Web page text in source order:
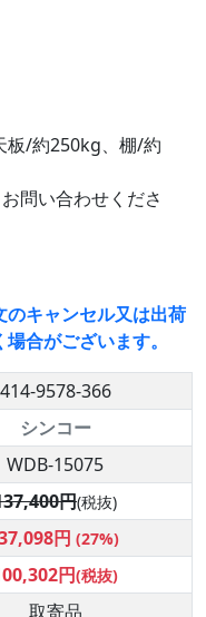
板/約250kg、棚/約
問い合わせくださ
キャンセル又は出荷
合がございます。
414-9578-366
シンコー
WDB-15075
円(税抜)
円 (27%)
円(税抜)
取寄品